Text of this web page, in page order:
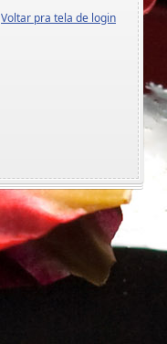
Voltar pra tela de login